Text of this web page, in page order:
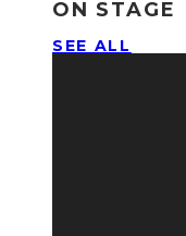
ON STAGE
SEE ALL